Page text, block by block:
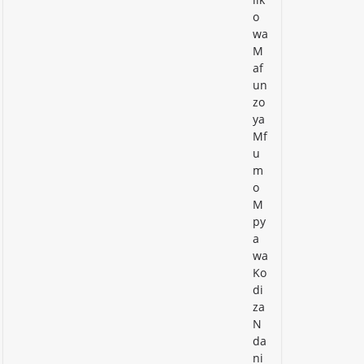
o
wa
M
af
un
zo
ya
Mf
u
m
o
M
py
a
wa
Ko
di
za
N
da
ni